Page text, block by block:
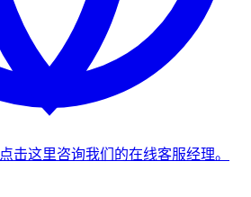
点击这里咨询我们的在线客服经理。